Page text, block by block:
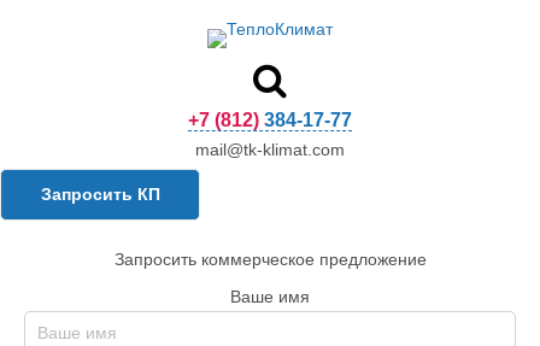
+7 (812) 384-17-77
mail@tk-klimat.com
Запросить КП
Запросить коммерческое предложение
Ваше имя